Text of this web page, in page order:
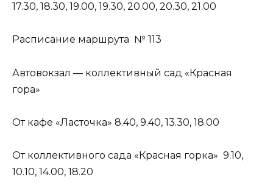
17.30, 18.30, 19.00, 19.30, 20.00, 20.30, 21.00
Расписание маршрута № 113
Автовокзал — коллективный сад «Красная
гора»
От кафе «Ласточка» 8.40, 9.40, 13.30, 18.00
От коллективного сада «Красная горка» 9.10,
10.10, 14.00, 18.20